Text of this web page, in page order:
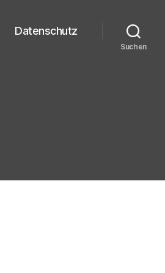
Datenschutz
Suchen